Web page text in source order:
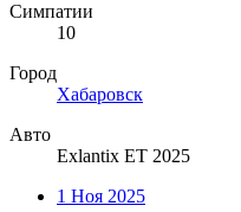
Симпатии
10
Город
Хабаровск
Авто
Exlantix ET 2025
1 Ноя 2025